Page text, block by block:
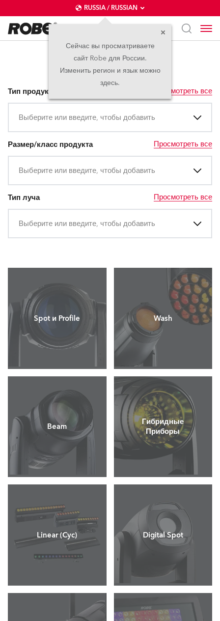
RUSSIA / RUSSIAN
Сейчас вы просматриваете
сайт Robe для России.
Изменить регион и язык можно
здесь.
Тип луча
Тип продукта
Выберите или введите, чтобы добавить
Просмотреть все
Размер/класс продукта
Выберите или введите, чтобы добавить
Просмотреть все
Тип луча
Выберите или введите, чтобы добавить
Просмотреть все
Spot и Profile Wash
Beam
Гибридные
Приборы
Linear (Cyc) Digital Spot